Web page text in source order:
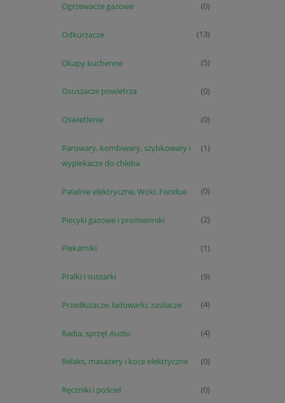
Ogrzewacze gazowe (0)
Odkurzacze (13)
Okapy kuchenne (5)
Osuszacze powietrza (0)
Oświetlenie (0)
Parowary, kombiwary, szybkowary i
wypiekacze do chleba
(1)
Patelnie elektryczne, Woki, Fondue (0)
Piecyki gazowe i promienniki (2)
Piekarniki (1)
Pralki i suszarki (9)
Przedłużacze, ładowarki, zasilacze (4)
Radia, sprzęt Audio (4)
Relaks, masażery i koce elektryczne (0)
Ręczniki i pościel (0)